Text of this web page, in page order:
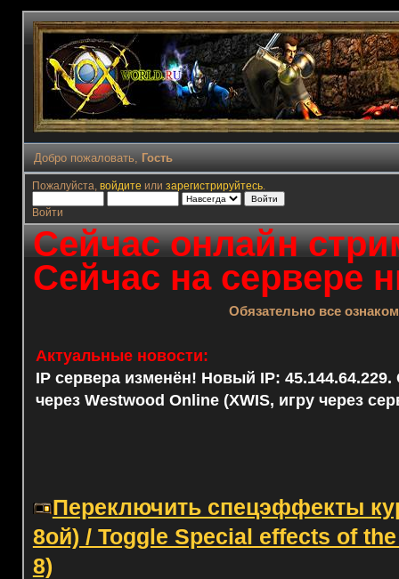
Добро пожаловать, Гость
Пожалуйста, войдите или зарегистрируйтесь.
Войти
Сейчас онлайн
Сейчас на сервере
Обязательно все
Актуальные новости:
IP сервера изменён! Новый IP: 45.144.64.229.
через Westwood Online (XWIS, игру через
Переключить спецэффекты
8ой) / Toggle Special effects of
8)